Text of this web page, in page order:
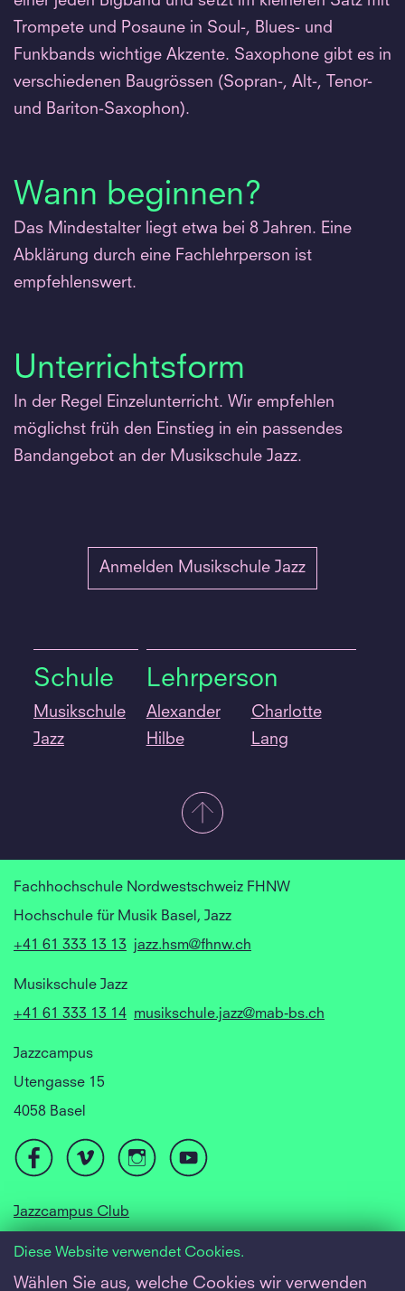
Trompete und Posaune in Soul-, Blues- und
Funkbands wichtige Akzente. Saxophone gibt es in
verschiedenen Baugrössen (Sopran-, Alt-, Tenor-
und Bariton-Saxophon).
Wann beginnen?
Das Mindestalter liegt etwa bei 8 Jahren. Eine
Abklärung durch eine Fachlehrperson ist
empfehlenswert.
Unterrichtsform
In der Regel Einzelunterricht. Wir empfehlen
möglichst früh den Einstieg in ein passendes
Bandangebot an der Musikschule Jazz.
Anmelden Musikschule Jazz
Schule
Musikschule
Jazz
Lehrperson
Alexander
Hilbe
Charlotte
Lang
Fachhochschule Nordwestschweiz FHNW
Hochschule für Musik Basel, Jazz
+41 61 333 13 13
jazz.hsm@fhnw.ch
Musikschule Jazz
+41 61 333 13 14 musikschule.jazz@mab-bs.ch
Jazzcampus
Utengasse 15
4058 Basel
Jazzcampus Club
Diese Website verwendet Cookies.
Wählen Sie aus, welche Cookies wir verwenden